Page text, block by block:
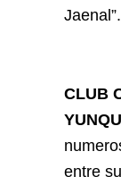
Jaenal”.
CLUB
entre